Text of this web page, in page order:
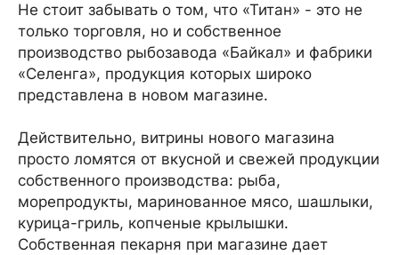
Не стоит забывать о том, что «Титан» - это не
только торговля, но и собственное
производство рыбозавода «Байкал» и фабрики
«Селенга», продукция которых широко
представлена в новом магазине.
Действительно, витрины нового магазина
просто ломятся от вкусной и свежей продукции
собственного производства: рыба,
морепродукты, маринованное мясо, шашлыки,
курица-гриль, копченые крылышки.
Собственная пекарня при магазине дает